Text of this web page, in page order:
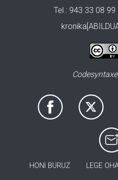
Tel.: 943 33 08 99
HONI BURUZ LEGE